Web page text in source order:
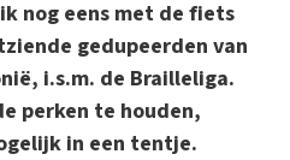
nog eens met de fiets
gedupeerden van
i.s.m. de Brailleliga.
perken te houden,
in een tentje.